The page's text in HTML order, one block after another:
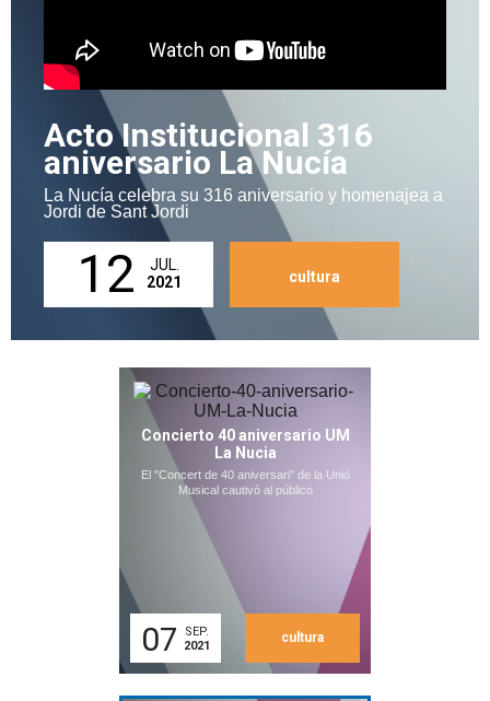
Acto Institucional 316
aniversario La Nucía
La Nucía celebra su 316 aniversario y homenajea a
Jordi de Sant Jordi
12
JUL.
2021
cultura
Concierto 40 aniversario UM
La Nucia
El "Concert de 40 aniversari" de la Unió
Musical cautivó al público
07
SEP.
2021
cultura